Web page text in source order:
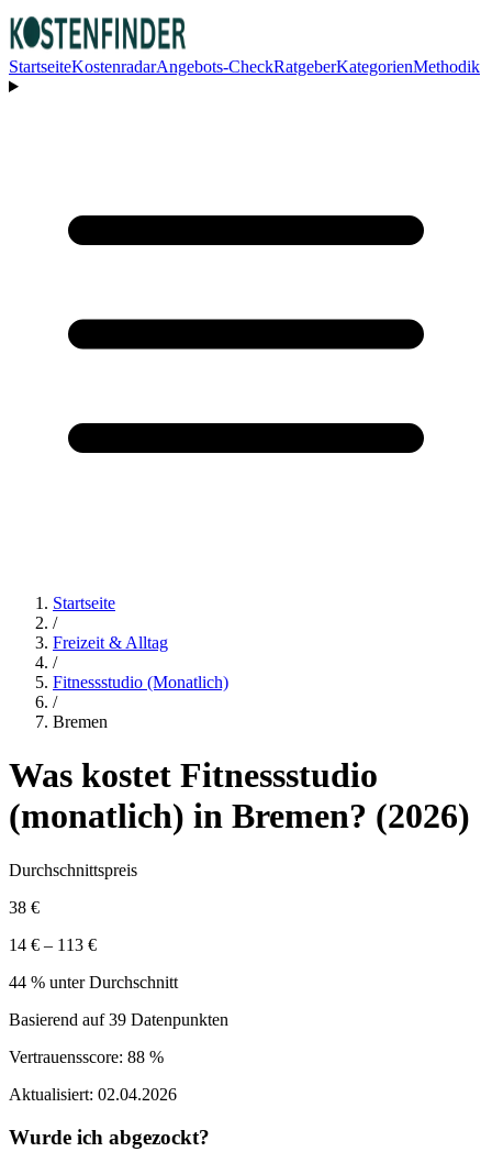
StartseiteKostenradarAngebots-CheckRatgeberKategorienMethodik
Startseite
/
Freizeit & Alltag
/
Fitnessstudio (monatlich)
/
Bremen
Was kostet Fitnessstudio
(monatlich) in Bremen? (2026)
Durchschnittspreis
38 €
14 € – 113 €
44 % unter Durchschnitt
Basierend auf39 Datenpunkten
Vertrauensscore: 88 %
Aktualisiert: 02.04.2026
Wurde ich abgezockt?